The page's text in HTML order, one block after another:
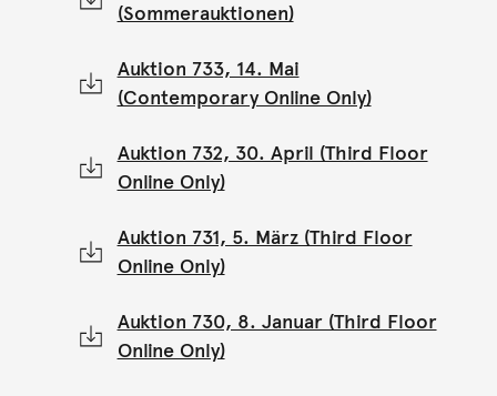
(Sommerauktionen)
Auktion 733, 14. Mai
(Contemporary Online Only)
Auktion 732, 30. April (Third Floor
Online Only)
Auktion 731, 5. März (Third Floor
Online Only)
Auktion 730, 8. Januar (Third Floor
Online Only)